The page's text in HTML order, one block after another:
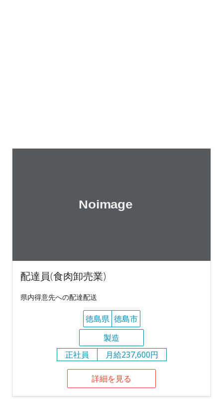
配達員(食肉卸売業)
県内得意先への配達配送
徳島県 徳島市
製造
正社員
月給237,600円
詳細を見る